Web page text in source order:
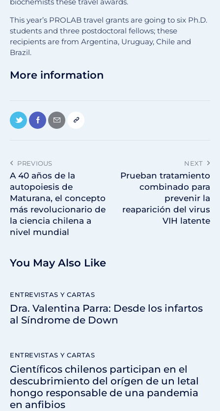
This year’s PROLAB travel grants are going to six Ph.D.
students and three postdoctoral fellows; these
recipients are from Argentina, Uruguay, Chile and
Brazil.
More information
PREVIOUS
A 40 años de la
autopoiesis de
Maturana, el concepto
más revolucionario de
la ciencia chilena a
nivel mundial
NEXT
Prueban tratamiento
combinado para
prevenir la
reaparición del virus
VIH latente
You May Also Like
ENTREVISTAS Y CARTAS
Dra. Valentina Parra: Desde los infartos
al Síndrome de Down
ENTREVISTAS Y CARTAS
Científicos chilenos participan en el
descubrimiento del orígen de un letal
hongo responsable de una pandemia
en anfibios